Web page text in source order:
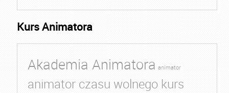
Kurs Animatora
Akademia Animatora animator
animator czasu wolnego kurs